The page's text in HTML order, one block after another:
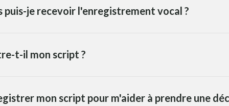
puis-je recevoir l'enregistrement vocal ?
t-il mon script ?
mon script pour m'aider à prendre une